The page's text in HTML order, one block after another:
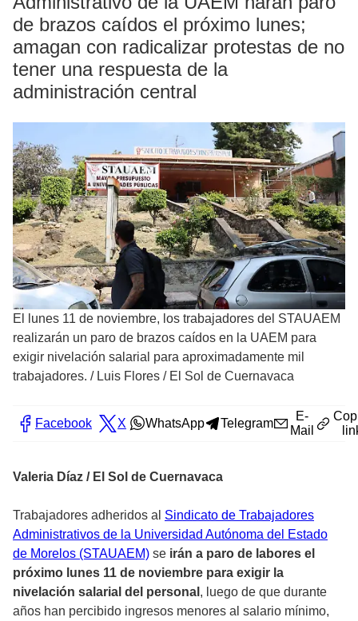
de brazos caídos el próximo lunes;
amagan con radicalizar protestas de no
tener una respuesta de la
administración central
El lunes 11 de noviembre, los trabajadores del STAUAEM
realizarán un paro de brazos caídos en la UAEM para
exigir nivelación salarial para aproximadamente mil
trabajadores. / Luis Flores / El Sol de Cuernavaca
Facebook X WhatsApp Telegram
E-
Mail
Valeria Díaz / El Sol de Cuernavaca
Trabajadores adheridos al Sindicato de Trabajadores
Administrativos de la Universidad Autónoma del Estado
de Morelos (STAUAEM) se irán a paro de labores el
próximo lunes 11 de noviembre para exigir la
nivelación salarial del personal , luego de que durante
años han percibido ingresos menores al salario mínimo,